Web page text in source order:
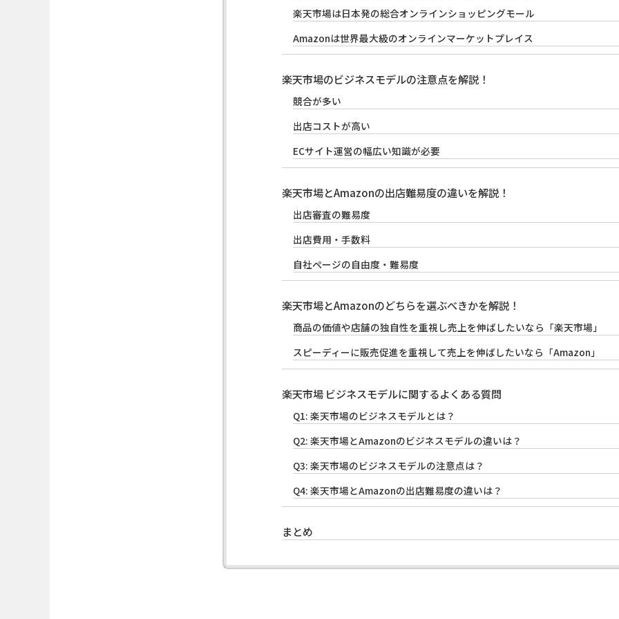
楽天市場は日本発の総合オンラインショッピングモール
Amazonは世界最大級のオンラインマーケットプレイス
楽天市場のビジネスモデルの注意点を解説！
競合が多い
出店コストが高い
ECサイト運営の幅広い知識が必要
楽天市場とAmazonの出店難易度の違いを解説！
出店審査の難易度
出店費用・手数料
自社ページの自由度・難易度
楽天市場とAmazonのどちらを選ぶべきかを解説！
商品の価値や店舗の独自性を重視し売上を伸ばしたいなら「楽天市場」
スピーディーに販売促進を重視して売上を伸ばしたいなら「Amazon」
楽天市場 ビジネスモデルに関するよくある質問
Q1: 楽天市場のビジネスモデルとは？
Q2: 楽天市場とAmazonのビジネスモデルの違いは？
Q3: 楽天市場のビジネスモデルの注意点は？
Q4: 楽天市場とAmazonの出店難易度の違いは？
まとめ